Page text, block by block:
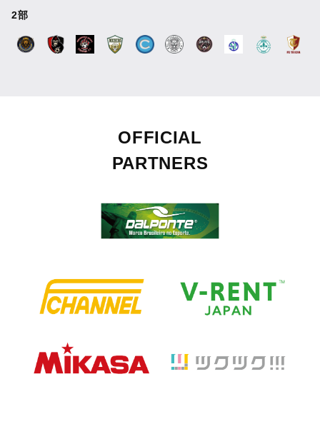
2部
OFFICIAL
PARTNERS